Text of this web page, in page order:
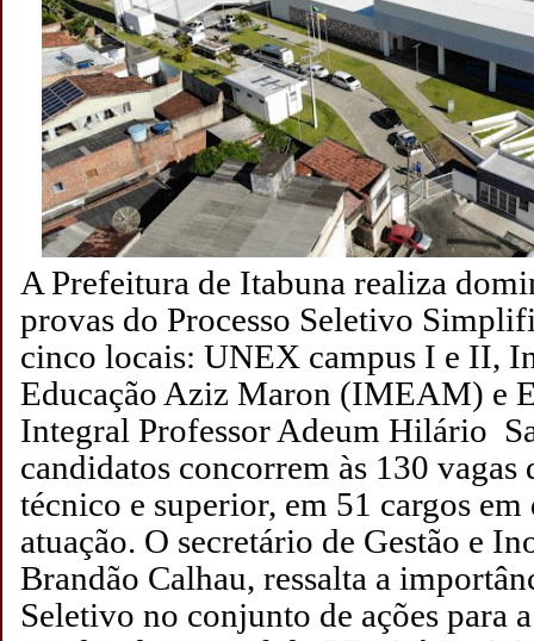
A Prefeitura de Itabuna realiza
provas do Processo Seletivo
cinco locais: UNEX campus I e II,
Educação Aziz Maron (IMEAM) e
Integral Professor Adeum Hilário
candidatos concorrem às 130
técnico e superior, em 51 cargos em
atuação. O secretário de Gestão e
Brandão Calhau, ressalta a
Seletivo no conjunto de ações para